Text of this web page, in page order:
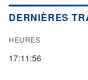
DERNIÈRES
HEURES
17:11:56